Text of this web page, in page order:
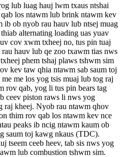
lub luag hauj lwm txaus ntshai
los ntawm lub brink ntawm kev
ib ob nyob rau hauv lub ntsej muag
alternating loading uas yuav
cov xwm txheej no, tus pin tuaj
hauv lub qe zoo txawm tias nws
phem tshaj plaws tshwm sim
kev taw qhia ntawm sab saum toj
me los yog tsis muaj lub tog raj
rov qab, yog li tus pin bears tag
ceev piston raws li nws yog
raj kheej. Nyob rau ntawm qhov
thim rov qab los ntawm kev nce
peaks ib ncig ntawm kaum ob
saum toj kawg nkaus (TDC).
tseem ceeb heev, tab sis nws yog
lub combustion tshwm sim.